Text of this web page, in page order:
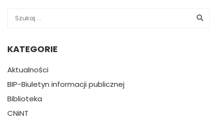
KATEGORIE
Aktualności
BIP-Biuletyn informacji publicznej
Biblioteka
CNiNT